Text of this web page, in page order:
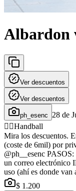
Albardon
Ver descuentos
Ver descuentos
ph_esenc
28 de
🤾‍♂️Handball
Mira los descuentos.
(coste de 6mil) por
@ph__esenc
un correo electrónico
uso (ahí es donde van
$ 1.200